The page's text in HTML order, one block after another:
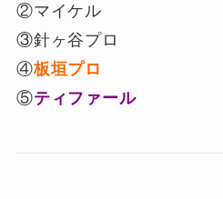
②マイケル
③針ヶ谷プロ
④板垣プロ
⑤ティファール